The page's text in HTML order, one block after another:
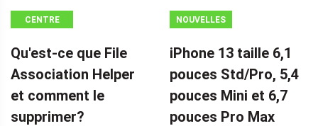
CENTRE
MINITOOL
Qu'est-ce que File
Association Helper
et comment le
supprimer?
NOUVELLES
iPhone 13 taille 6,1
pouces Std/Pro, 5,4
pouces Mini et 6,7
pouces Pro Max